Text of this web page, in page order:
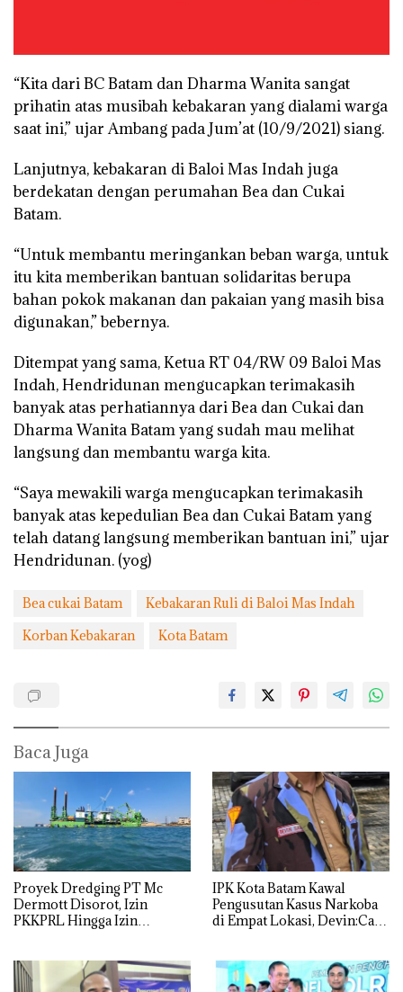
“Kita dari BC Batam dan Dharma Wanita sangat
prihatin atas musibah kebakaran yang dialami warga
saat ini,” ujar Ambang pada Jum’at (10/9/2021) siang.
Lanjutnya, kebakaran di Baloi Mas Indah juga
berdekatan dengan perumahan Bea dan Cukai
Batam.
“Untuk membantu meringankan beban warga, untuk
itu kita memberikan bantuan solidaritas berupa
bahan pokok makanan dan pakaian yang masih bisa
digunakan,” bebernya.
Ditempat yang sama, Ketua RT 04/RW 09 Baloi Mas
Indah, Hendridunan mengucapkan terimakasih
banyak atas perhatiannya dari Bea dan Cukai dan
Dharma Wanita Batam yang sudah mau melihat
langsung dan membantu warga kita.
“Saya mewakili warga mengucapkan terimakasih
banyak atas kepedulian Bea dan Cukai Batam yang
telah datang langsung memberikan bantuan ini,” ujar
Hendridunan. (yog)
Bea cukai Batam
Kebakaran Ruli di Baloi Mas Indah
Korban Kebakaran
Kota Batam
Baca Juga
Proyek Dredging PT Mc
Dermott Disorot, Izin
PKKPRL Hingga Izin
IPK Kota Batam Kawal
Pengusutan Kasus Narkoba
di Empat Lokasi, Devin:Cari